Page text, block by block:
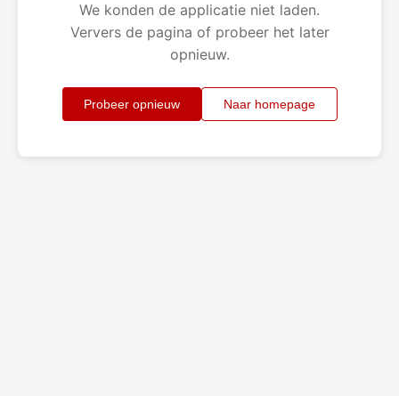
We konden de applicatie niet laden.
Ververs de pagina of probeer het later
opnieuw.
Probeer opnieuw Naar homepage